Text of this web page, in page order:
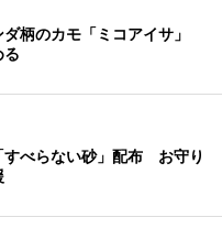
ダ柄のカモ「ミコアイサ」
る
すべらない砂」配布 お守り